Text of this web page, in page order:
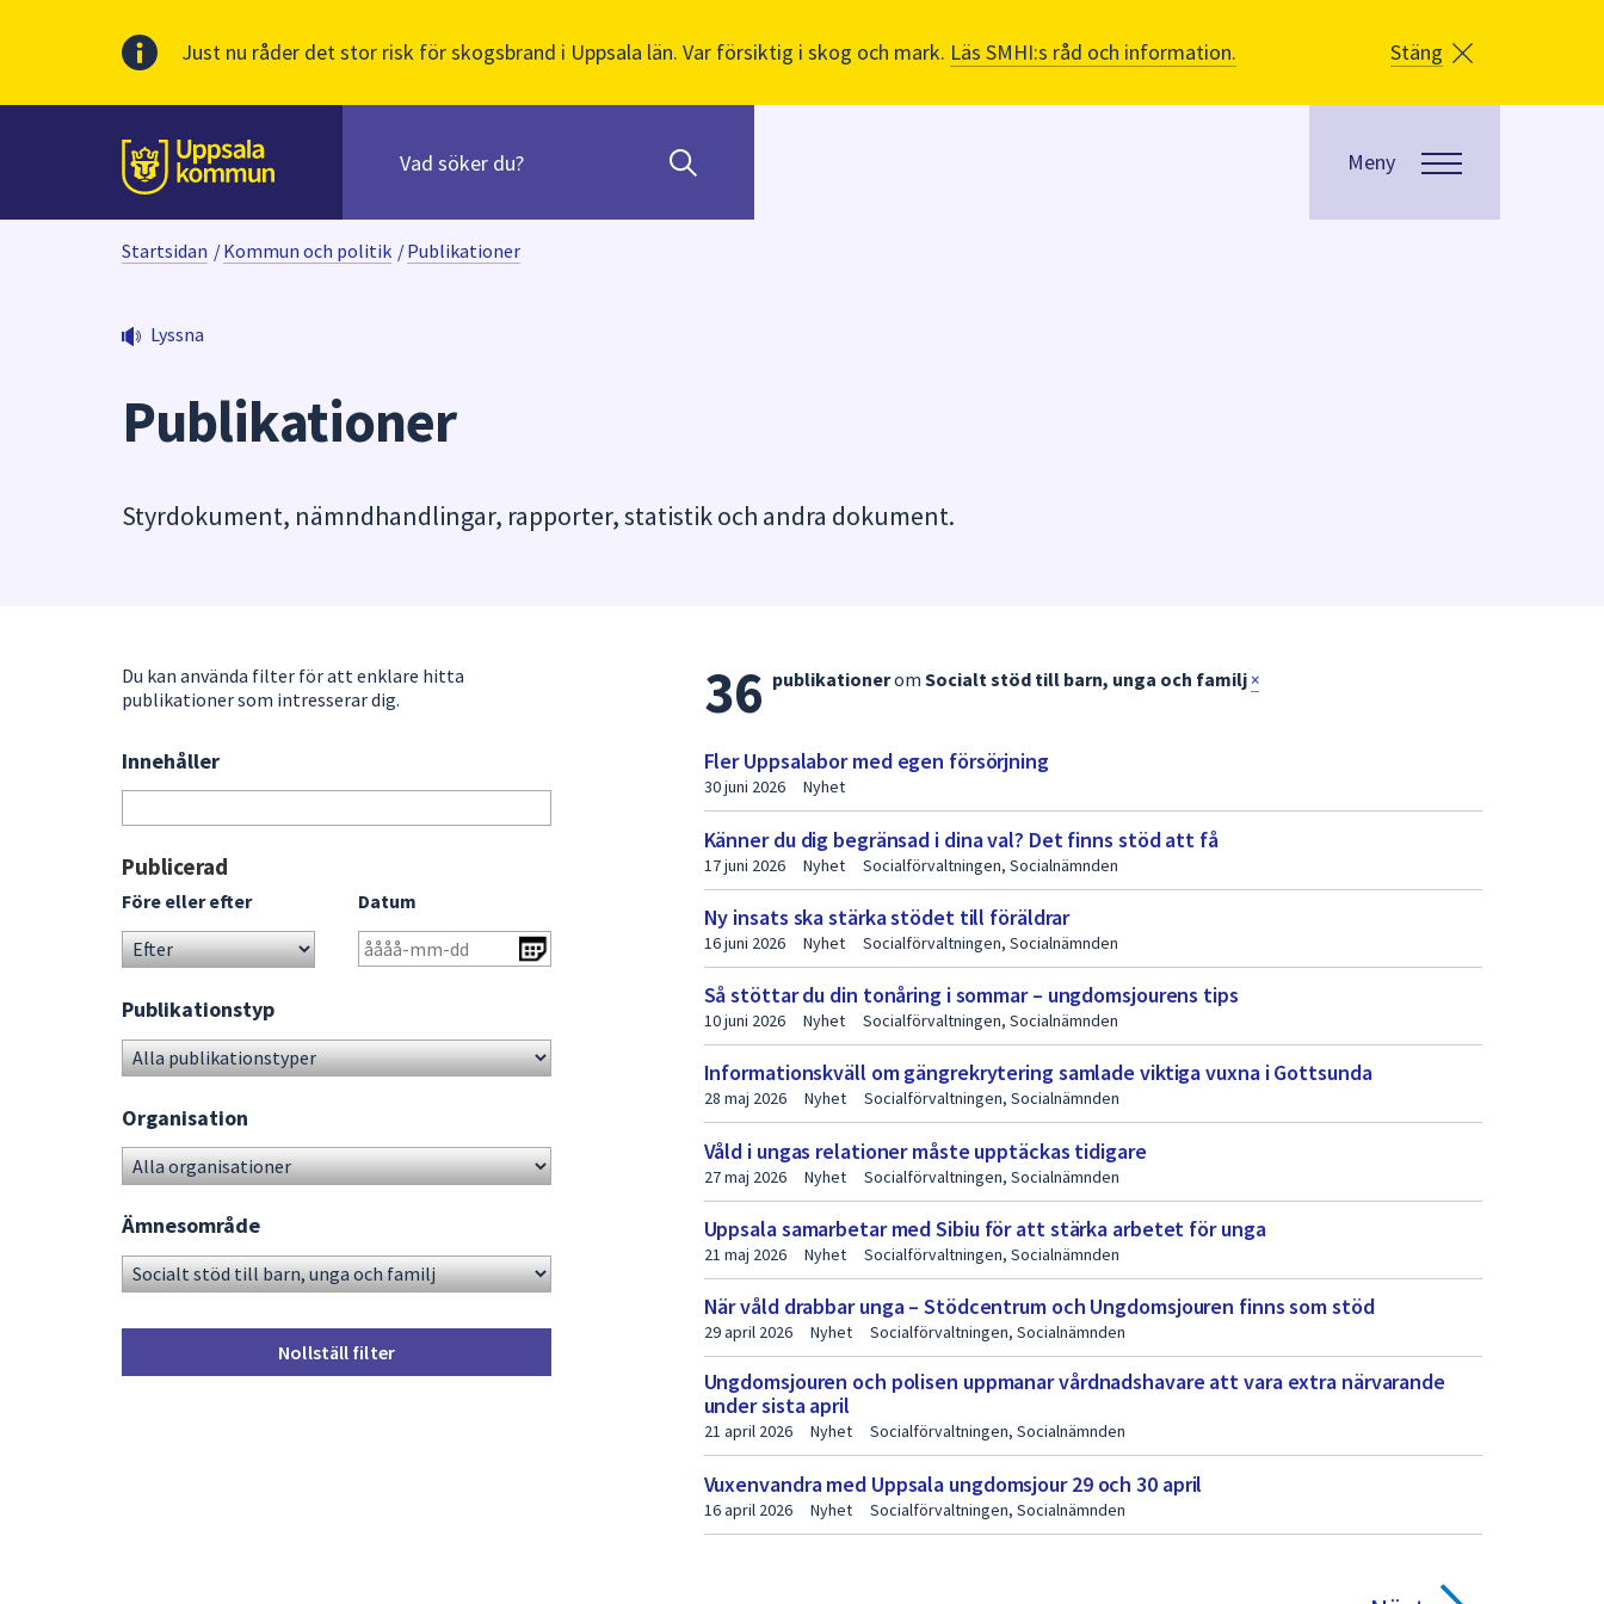
Just nu råder det stor risk för skogsbrand i Uppsala län. Var försiktig i skog och mark. Läs SMHI:s råd och information. Stäng
Till sidans
huvudinnehåll
innehåll
När
kommer
presenteras
att
navigera
enter
att
något
Meny
Startsidan /Kommun och politik /Publikationer
Lyssna
Publikationer
Styrdokument, nämndhandlingar, rapporter, statistik och andra dokument.
Du kan använda filter för att enklare hitta
publikationer som intresserar dig.
Sök
bland
publikationerna
Innehåller
Gå
direkt
sökresultat
Publicerad
Före eller efter Datum
Publikationstyp
Organisation
Ämnesområde
Nollställ filter
Lista
med
publikationer
sida
1
36 publikationerom Socialt stöd till barn, unga och familj ×
Fler Uppsalabor med egen försörjning
30 juni 2026 Nyhet
Känner du dig begränsad i dina val? Det finns stöd att få
17 juni 2026 Nyhet Socialförvaltningen, Socialnämnden
Ny insats ska stärka stödet till föräldrar
16 juni 2026 Nyhet Socialförvaltningen, Socialnämnden
Så stöttar du din tonåring i sommar – ungdomsjourens tips
10 juni 2026 Nyhet Socialförvaltningen, Socialnämnden
Informationskväll om gängrekrytering samlade viktiga vuxna i Gottsunda
28 maj 2026 Nyhet Socialförvaltningen, Socialnämnden
Våld i ungas relationer måste upptäckas tidigare
27 maj 2026 Nyhet Socialförvaltningen, Socialnämnden
Uppsala samarbetar med Sibiu för att stärka arbetet för unga
21 maj 2026 Nyhet Socialförvaltningen, Socialnämnden
När våld drabbar unga – Stödcentrum och Ungdomsjouren finns som stöd
29 april 2026 Nyhet Socialförvaltningen, Socialnämnden
Ungdomsjouren och polisen uppmanar vårdnadshavare att vara extra närvarande
under sista april
21 april 2026 Nyhet Socialförvaltningen, Socialnämnden
Vuxenvandra med Uppsala ungdomsjour 29 och 30 april
16 april 2026 Nyhet Socialförvaltningen, Socialnämnden